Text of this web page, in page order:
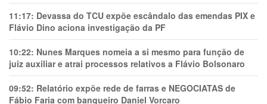
11:17: Devassa do TCU expõe escândalo das emendas PIX e
Flávio Dino aciona investigação da PF
10:22: Nunes Marques nomeia a si mesmo para função de
juiz auxiliar e atrai processos relativos a Flávio Bolsonaro
09:52: Relatório expõe rede de farras e NEGOCIATAS de
Fábio Faria com banqueiro Daniel Vorcaro